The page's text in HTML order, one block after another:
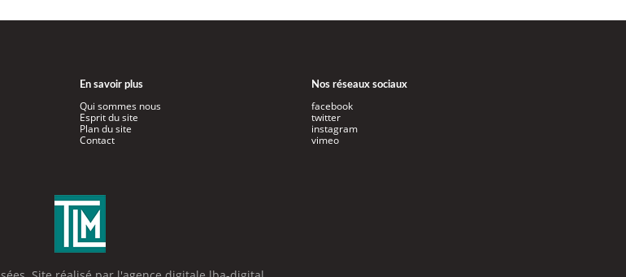
En savoir plus
Qui sommes nous
Esprit du site
Plan du site
Contact
Nos réseaux sociaux
facebook
twitter
instagram
vimeo